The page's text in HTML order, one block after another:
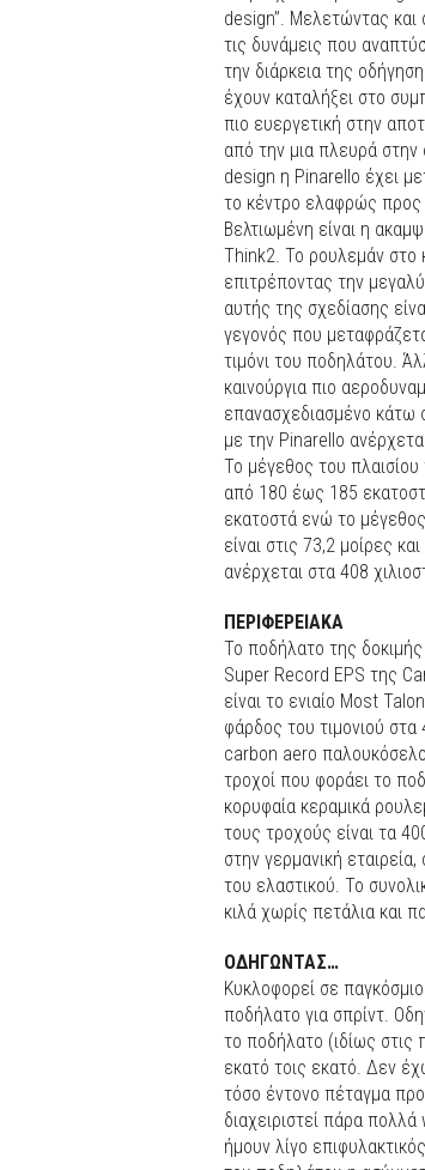
design’’. Mελετώντας
τις δυνάμεις που
την διάρκεια της
έχουν καταλήξει στο
πιο ευεργετική στην
από την μια πλευρά
design η Pinarello έχει
το κέντρο ελαφρώς προς
Βελτιωμένη είναι η
Think2. Το ρουλεμάν στο
επιτρέποντας την
αυτής της σχεδίασης
γεγονός που
τιμόνι του ποδηλάτου.
καινούργια πιο
επανασχεδιασμένο κάτω
με την Pinarello
Το μέγεθος του πλαισίου
από 180 έως 185
εκατοστά ενώ το
είναι στις 73,2 μοίρες
ανέρχεται στα 408
ΠΕΡΙΦΕΡΕΙΑΚΑ
Το ποδήλατο της
Super Record EPS της
είναι το ενιαίο Most
φάρδος του τιμονιού
carbon aero παλουκόσελο
τροχοί που φοράει το
κορυφαία κεραμικά
τους τροχούς είναι τα
στην γερμανική
του ελαστικού. To
κιλά χωρίς πετάλια και
ΟΔΗΓΩΝΤΑΣ…
Κυκλοφορεί σε
ποδήλατο για σπρίντ.
το ποδήλατο (ιδίως στις
εκατό τοις εκατό. Δεν
τόσο έντονο πέταγμα
διαχειριστεί πάρα
ήμουν λίγο